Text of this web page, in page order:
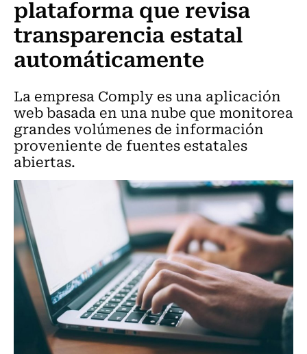
plataforma que revisa
transparencia estatal
automáticamente
La empresa Comply es una aplicación
web basada en una nube que monitorea
grandes volúmenes de información
proveniente de fuentes estatales
abiertas.